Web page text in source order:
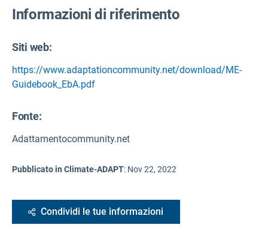
Informazioni di riferimento
Siti web:
https://www.adaptationcommunity.net/download/ME-
Guidebook_EbA.pdf
Fonte:
Adattamentocommunity.net
Pubblicato in Climate-ADAPT: Nov 22, 2022
Condividi le tue informazioni